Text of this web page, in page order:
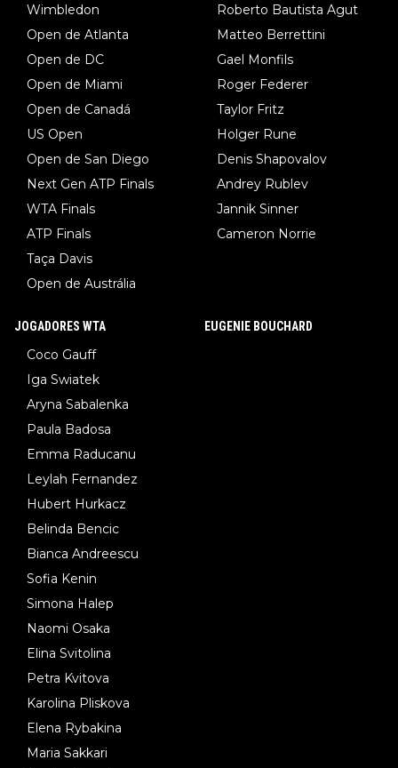
Wimbledon
Open de Atlanta
Open de DC
Open de Miami
Open de Canadá
US Open
Open de San Diego
Next Gen ATP Finals
WTA Finals
ATP Finals
Taça Davis
Open de Austrália
Roberto Bautista Agut
Matteo Berrettini
Gael Monfils
Roger Federer
Taylor Fritz
Holger Rune
Denis Shapovalov
Andrey Rublev
Jannik Sinner
Cameron Norrie
JOGADORES WTA
Coco Gauff
Iga Swiatek
Aryna Sabalenka
Paula Badosa
Emma Raducanu
Leylah Fernandez
Hubert Hurkacz
Belinda Bencic
Bianca Andreescu
Sofia Kenin
Simona Halep
Naomi Osaka
Elina Svitolina
Petra Kvitova
Karolina Pliskova
Elena Rybakina
Maria Sakkari
EUGENIE BOUCHARD